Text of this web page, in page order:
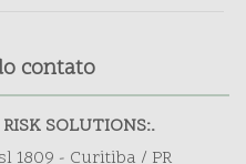
contato
SOLUTIONS:.
1809 - Curitiba / PR